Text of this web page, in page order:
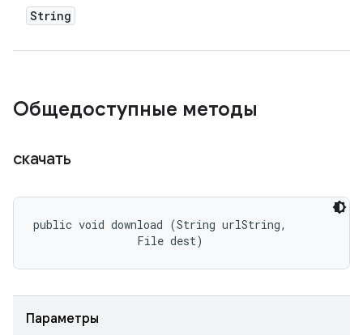
String
Общедоступные методы
скачать
public void download (String urlString,
                File dest)
Параметры